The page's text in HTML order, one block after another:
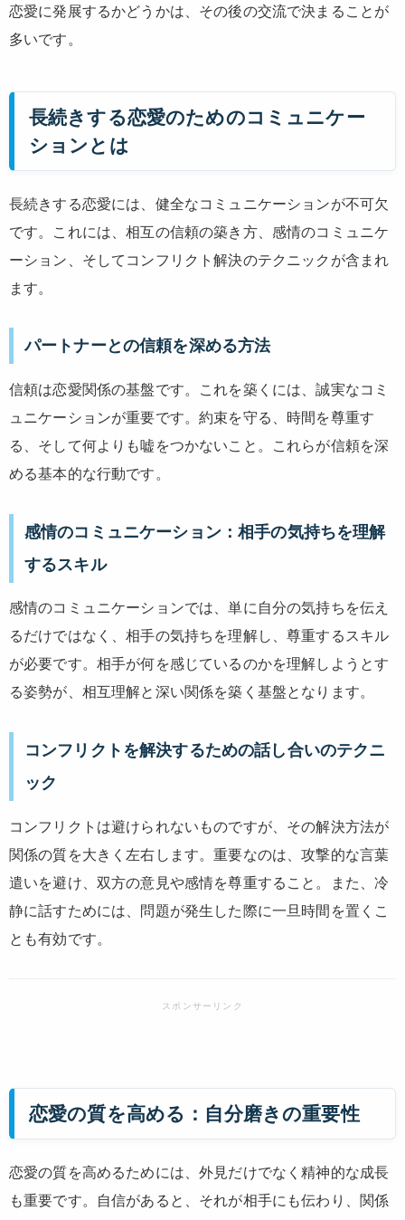
恋愛に発展するかどうかは、その後の交流で決まることが
多いです。
長続きする恋愛のためのコミュニケー
ションとは
長続きする恋愛には、健全なコミュニケーションが不可欠
です。これには、相互の信頼の築き方、感情のコミュニケ
ーション、そしてコンフリクト解決のテクニックが含まれ
ます。
パートナーとの信頼を深める方法
信頼は恋愛関係の基盤です。これを築くには、誠実なコミ
ュニケーションが重要です。約束を守る、時間を尊重す
る、そして何よりも嘘をつかないこと。これらが信頼を深
める基本的な行動です。
感情のコミュニケーション：相手の気持ちを理解
するスキル
感情のコミュニケーションでは、単に自分の気持ちを伝え
るだけではなく、相手の気持ちを理解し、尊重するスキル
が必要です。相手が何を感じているのかを理解しようとす
る姿勢が、相互理解と深い関係を築く基盤となります。
コンフリクトを解決するための話し合いのテクニ
ック
コンフリクトは避けられないものですが、その解決方法が
関係の質を大きく左右します。重要なのは、攻撃的な言葉
遣いを避け、双方の意見や感情を尊重すること。また、冷
静に話すためには、問題が発生した際に一旦時間を置くこ
とも有効です。
恋愛の質を高める：自分磨きの重要性
恋愛の質を高めるためには、外見だけでなく精神的な成長
も重要です。自信があると、それが相手にも伝わり、関係